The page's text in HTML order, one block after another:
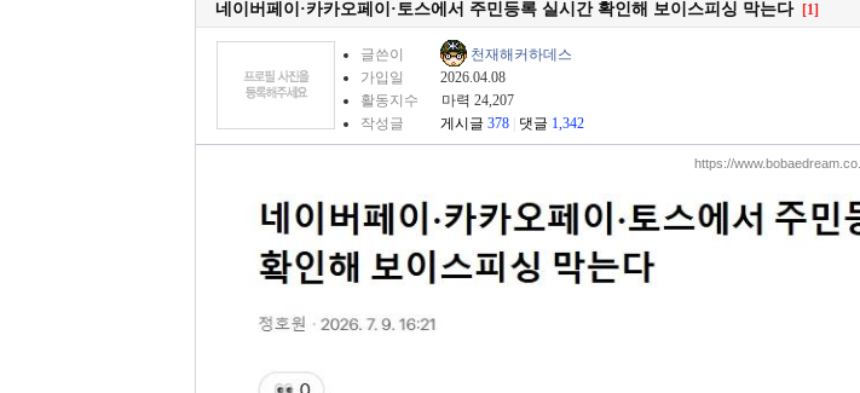
네이버페이·카카오페이·토스에서 주민등록 실시간 확인해 보이스피싱 막는다 [1]
글쓴이
천재해커하데스
가입일
2026.04.08
활동지수
마력 24,207
작성글
게시글 378 댓글 1,342
https://